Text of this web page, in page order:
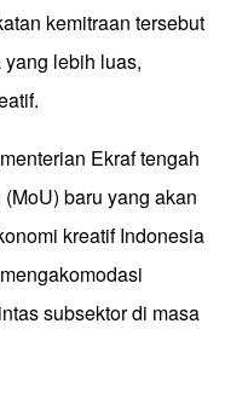
kemitraan tersebut
lebih luas,
Ekraf tengah
baru yang akan
kreatif Indonesia
subsektor di masa